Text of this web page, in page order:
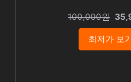
100,000원
최저가 보기